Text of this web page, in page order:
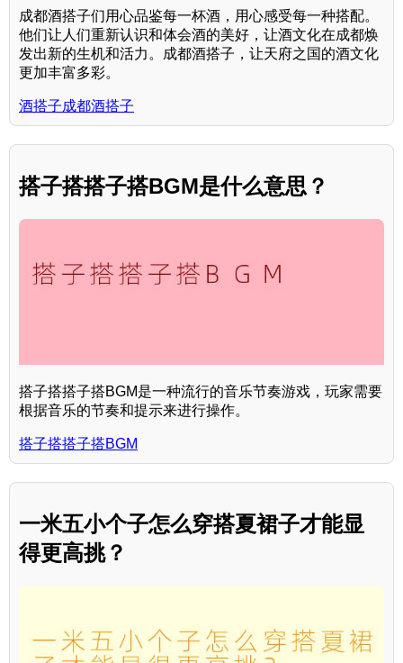
成都酒搭子们用心品鉴每一杯酒，用心感受每一种搭配。
他们让人们重新认识和体会酒的美好，让酒文化在成都焕
发出新的生机和活力。成都酒搭子，让天府之国的酒文化
更加丰富多彩。
酒搭子成都酒搭子
搭子搭搭子搭BGM是什么意思？
搭子搭搭子搭BGM是一种流行的音乐节奏游戏，玩家需要
根据音乐的节奏和提示来进行操作。
搭子搭搭子搭BGM
一米五小个子怎么穿搭夏裙子才能显
得更高挑？